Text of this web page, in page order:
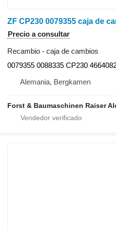
Precio a consultar
Recambio - caja de cambios
0079355 0088335 CP230
Alemania, Bergkamen
Forst & Baumaschinen Raiser